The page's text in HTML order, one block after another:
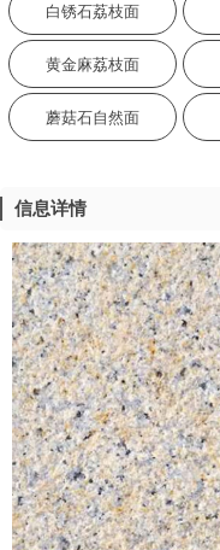
白锈石荔枝面
黄金麻荔枝面
蘑菇石自然面
信息详情